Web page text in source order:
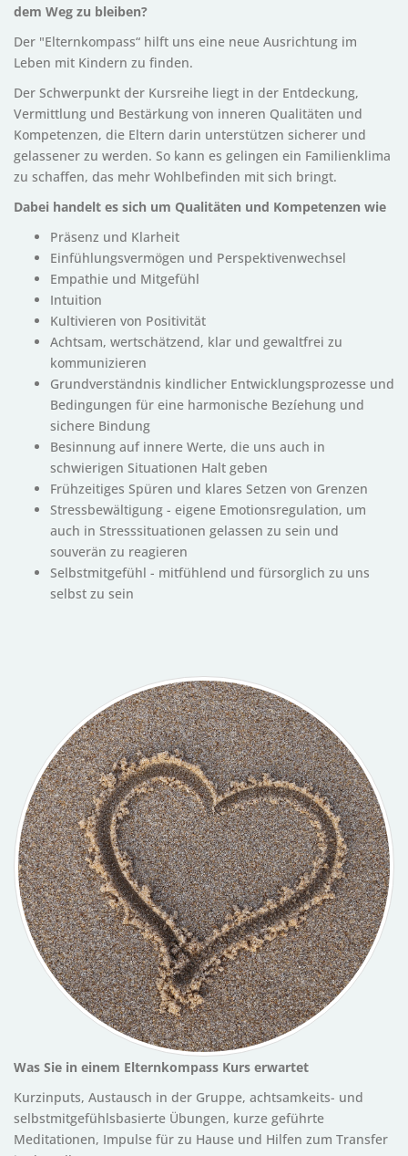
dem Weg zu bleiben?
Der "Elternkompass“ hilft uns eine neue Ausrichtung im
Leben mit Kindern zu finden.
Der Schwerpunkt der Kursreihe liegt in der Entdeckung,
Vermittlung und Bestärkung von inneren Qualitäten und
Kompetenzen, die Eltern darin unterstützen sicherer und
gelassener zu werden. So kann es gelingen ein Familienklima
zu schaffen, das mehr Wohlbefinden mit sich bringt.
Dabei handelt es sich um Qualitäten und Kompetenzen wie
Präsenz und Klarheit
Einfühlungsvermögen und Perspektivenwechsel
Empathie und Mitgefühl
Intuition
Kultivieren von Positivität
Achtsam, wertschätzend, klar und gewaltfrei zu
kommunizieren
Grundverständnis kindlicher Entwicklungsprozesse und
Bedingungen für eine harmonische Bezíehung und
sichere Bindung
Besinnung auf innere Werte, die uns auch in
schwierigen Situationen Halt geben
Frühzeitiges Spüren und klares Setzen von Grenzen
Stressbewältigung - eigene Emotionsregulation, um
auch in Stresssituationen gelassen zu sein und
souverän zu reagieren
Selbstmitgefühl - mitfühlend und fürsorglich zu uns
selbst zu sein
Was Sie in einem Elternkompass Kurs erwartet
Kurzinputs, Austausch in der Gruppe, achtsamkeits- und
selbstmitgefühlsbasierte Übungen, kurze geführte
Meditationen, Impulse für zu Hause und Hilfen zum Transfer